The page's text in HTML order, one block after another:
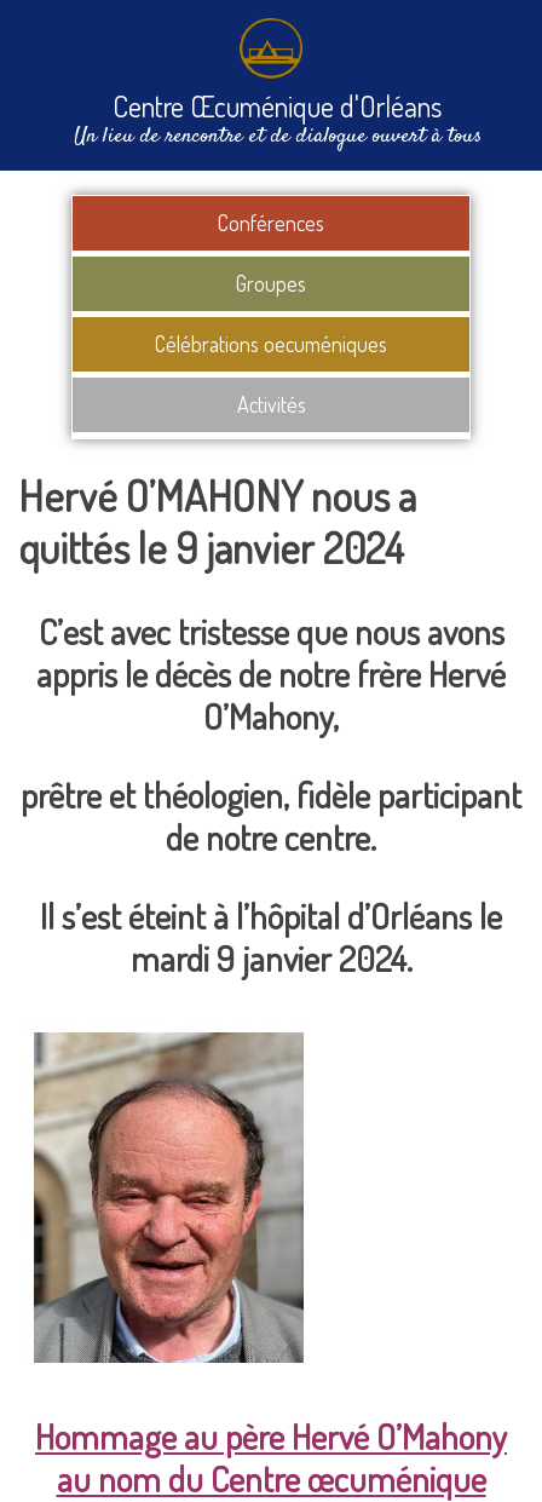
Centre Œcuménique d'Orléans
Un lieu de rencontre et de dialogue ouvert à tous
Conférences
Groupes
Célébrations oecuméniques
Activités
Hervé O’MAHONY nous a
quittés le 9 janvier 2024
C’est avec tristesse que nous avons
appris le décès de notre frèreHervé
O’Mahony,
prêtre et théologien, fidèle participant
de notre centre.
Il s’est éteint à l’hôpital d’Orléans le
mardi 9 janvier 2024.
Hommage au père Hervé O’Mahony
au nom du Centre œcuménique